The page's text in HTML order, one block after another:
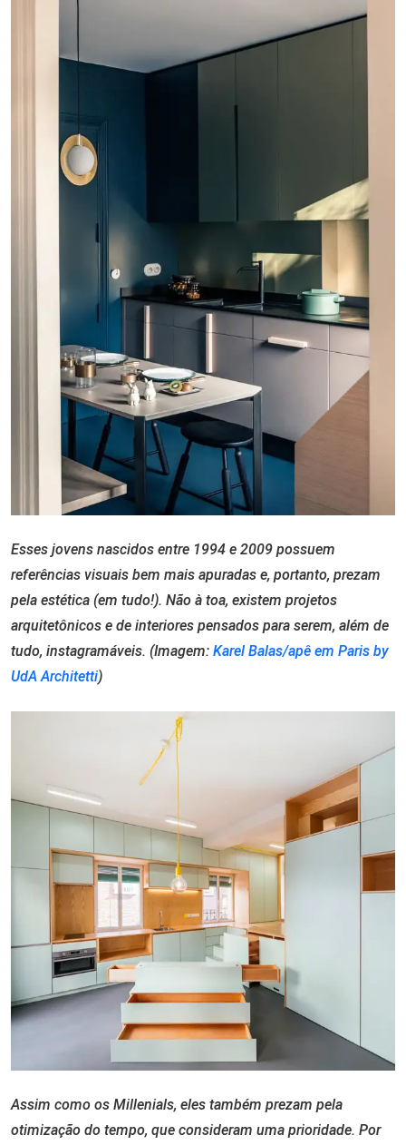
Esses jovens nascidos entre 1994 e 2009 possuem
referências visuais bem mais apuradas e, portanto, prezam
pela estética (em tudo!). Não à toa, existem projetos
arquitetônicos e de interiores pensados para serem, além de
tudo, instagramáveis. (Imagem: Karel Balas/apê em Paris by
UdA Architetti)
Assim como os Millenials, eles também prezam pela
otimização do tempo, que consideram uma prioridade. Por